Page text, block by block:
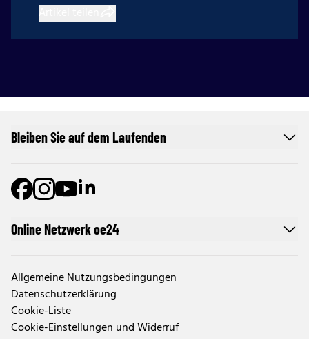
Online Netzwerk oe24
Allgemeine Nutzungsbedingungen
Datenschutzerklärung
Cookie-Liste
Cookie-Einstellungen und Widerruf
Bleiben Sie auf dem Laufenden